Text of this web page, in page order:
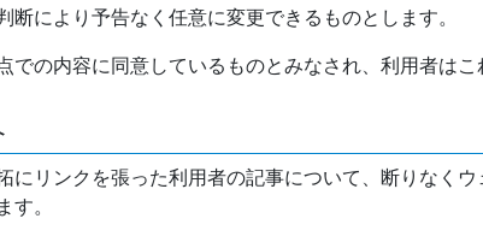
断により予告なく任意に変更できるものとします。
での内容に同意しているものとみなされ、利用者はこ
にリンクを張った利用者の記事について、断りなく
す。